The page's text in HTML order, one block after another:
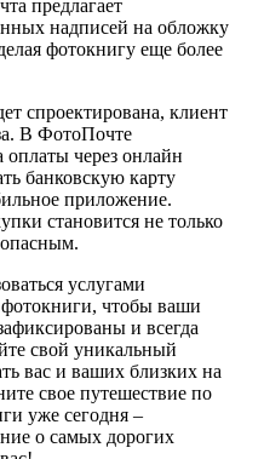
предлагает
надписей на обложку
фотокнигу еще более
спроектирована, клиент
В ФотоПочте
оплаты через онлайн
банковскую карту
приложение.
становится не только
услугами
фотокниги, чтобы ваши
и всегда
свой уникальный
вас и ваших близких на
свое путешествие по
уже сегодня –
о самых дорогих